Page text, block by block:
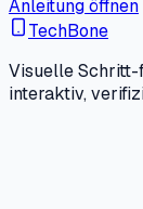
Anleitung öffnen
TechBone
Visuelle
interaktiv,